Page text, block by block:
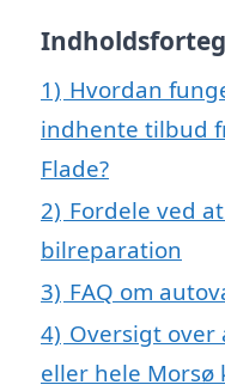
1) Hvordan
indhente tilbud
Flade?
2) Fordele ved
bilreparation
3) FAQ om
4) Oversigt
eller hele Morsø